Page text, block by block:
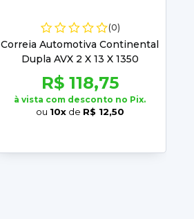
(0)
Correia Automotiva Continental
Dupla AVX 2 X 13 X 1350
R$ 118,75
à vista com desconto no Pix.
ou 10xde R$ 12,50